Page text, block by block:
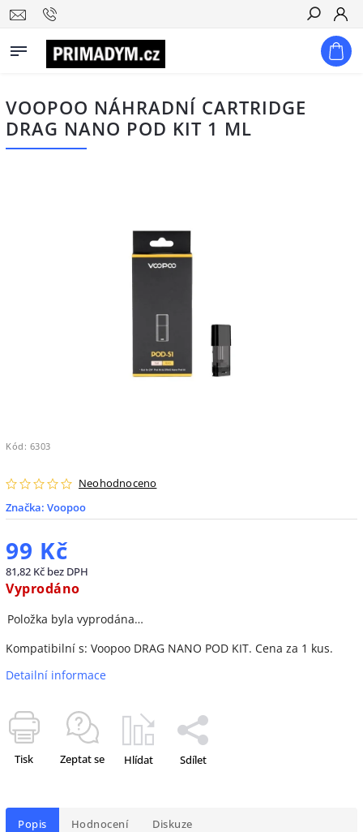
Hledat
VOOPOO NÁHRADNÍ CARTRIDGE
DRAG NANO POD KIT 1 ML
Kód: 6303
Neohodnoceno
Značka: Voopoo
99 Kč
81,82 Kč bez DPH
Vyprodáno
Položka byla vyprodána…
Kompatibilní s: Voopoo DRAG NANO POD KIT. Cena za 1 kus.
Detailní informace
Tisk Zeptat se Hlídat Sdílet
Popis Hodnocení Diskuze